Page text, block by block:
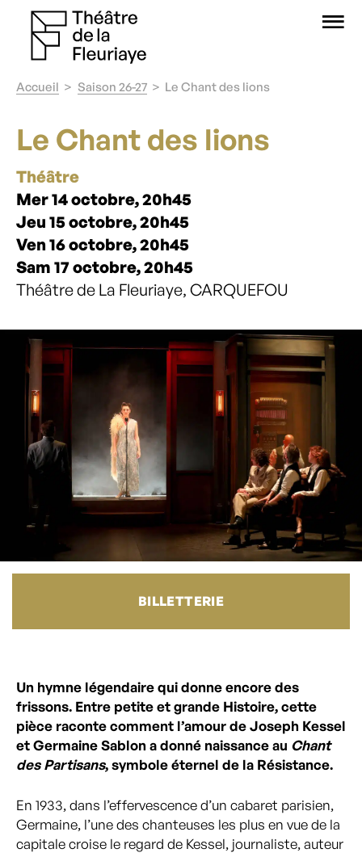
Accueil Saison 26-27 Le Chant des lions
Le Chant des lions
Théâtre
Mer 14 octobre, 20h45
Jeu 15 octobre, 20h45
Ven 16 octobre, 20h45
Sam 17 octobre, 20h45
Théâtre de La Fleuriaye, CARQUEFOU
BILLETTERIE
Un hymne légendaire qui donne encore des
frissons. Entre petite et grande Histoire, cette
pièce raconte comment l’amour de Joseph Kessel
et Germaine Sablon a donné naissance au Chant
des Partisans, symbole éternel de la Résistance.
En 1933, dans l’effervescence d’un cabaret parisien,
Germaine, l’une des chanteuses les plus en vue de la
capitale croise le regard de Kessel, journaliste, auteur